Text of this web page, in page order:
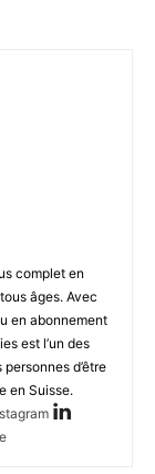
complet en
âges. Avec
en abonnement
est l’un des
d’être
en Suisse.